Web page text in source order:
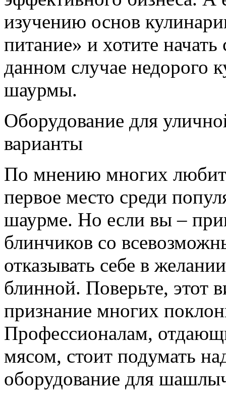
изучению основ
питание» и хотите
данном случае недорого
шаурмы.
Оборудование для
варианты
По мнению многих
первое место среди
шаурме. Но если вы –
блинчиков со
отказывать себе в
блинной. Поверьте, этот
признание многих
Профессионалам,
мясом, стоит подумать
оборудование для